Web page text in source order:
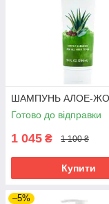
ШАМПУНЬ АЛОЕ-
Готово до відправки
1 045 ₴ 1 100 ₴
Купити
–5%